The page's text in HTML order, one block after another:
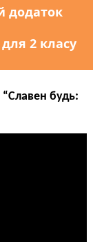
додаток
2 класу
будь: